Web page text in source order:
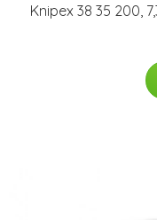
Knipex 38 35 200,